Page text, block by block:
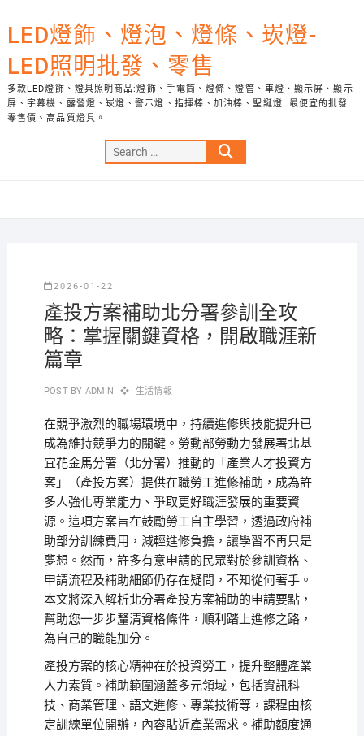
to
content
LED燈飾、燈泡、燈條、崁燈-
LED照明批發、零售
多款LED燈飾、燈具照明商品:燈飾、手電筒、燈條、燈管、車燈、顯示屏、顯示
屏、字幕機、露營燈、崁燈、警示燈、指揮棒、加油棒、聖誕燈…最便宜的批發
零售價、高品質燈具。
Search
…
2026-01-22
產投方案補助北分署參訓全攻
略：掌握關鍵資格，開啟職涯新
篇章
POST BY ADMIN 生活情報
在競爭激烈的職場環境中，持續進修與技能提升已
成為維持競爭力的關鍵。勞動部勞動力發展署北基
宜花金馬分署（北分署）推動的「產業人才投資方
案」（產投方案）提供在職勞工進修補助，成為許
多人強化專業能力、爭取更好職涯發展的重要資
源。這項方案旨在鼓勵勞工自主學習，透過政府補
助部分訓練費用，減輕進修負擔，讓學習不再只是
夢想。然而，許多有意申請的民眾對於參訓資格、
申請流程及補助細節仍存在疑問，不知從何著手。
本文將深入解析北分署產投方案補助的申請要點，
幫助您一步步釐清資格條件，順利踏上進修之路，
為自己的職能加分。
產投方案的核心精神在於投資勞工，提升整體產業
人力素質。補助範圍涵蓋多元領域，包括資訊科
技、商業管理、語文進修、專業技術等，課程由核
定訓練單位開辦，內容貼近產業需求。補助額度通